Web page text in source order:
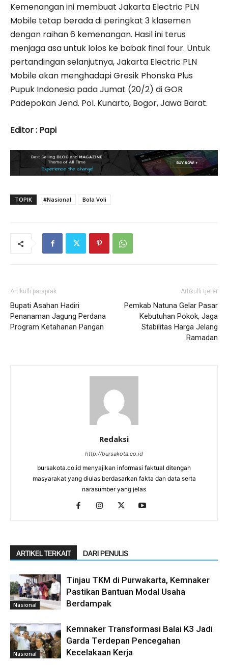
Kemenangan ini membuat Jakarta Electric PLN
Mobile tetap berada di peringkat 3 klasemen
dengan raihan 6 kemenangan. Hasil ini terus
menjaga asa untuk lolos ke babak final four. Untuk
pertandingan selanjutnya, Jakarta Electric PLN
Mobile akan menghadapi Gresik Phonska Plus
Pupuk Indonesia pada Jumat (20/2) di GOR
Padepokan Jend. Pol. Kunarto, Bogor, Jawa Barat.
Editor : Papi
TOPIK #Nasional Bola Voli
Artikulli paraprak
Bupati Asahan Hadiri
Penanaman Jagung Perdana
Program Ketahanan Pangan
Artikulli tjetër
Pemkab Natuna Gelar Pasar
Kebutuhan Pokok, Jaga
Stabilitas Harga Jelang
Ramadan
Redaksi
http://bursakota.co.id
bursakota.co.id menyajikan informasi faktual ditengah
masyarakat yang diulas berdasarkan fakta dan data serta
narasumber yang jelas
ARTIKEL TERKAIT DARI PENULIS
Nasional
Tinjau TKM di Purwakarta, Kemnaker
Pastikan Bantuan Modal Usaha
Berdampak
Nasional
Kemnaker Transformasi Balai K3 Jadi
Garda Terdepan Pencegahan
Kecelakaan Kerja